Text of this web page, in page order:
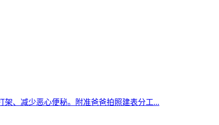
架、减少恶心便秘。附准爸爸拍照建表分工...